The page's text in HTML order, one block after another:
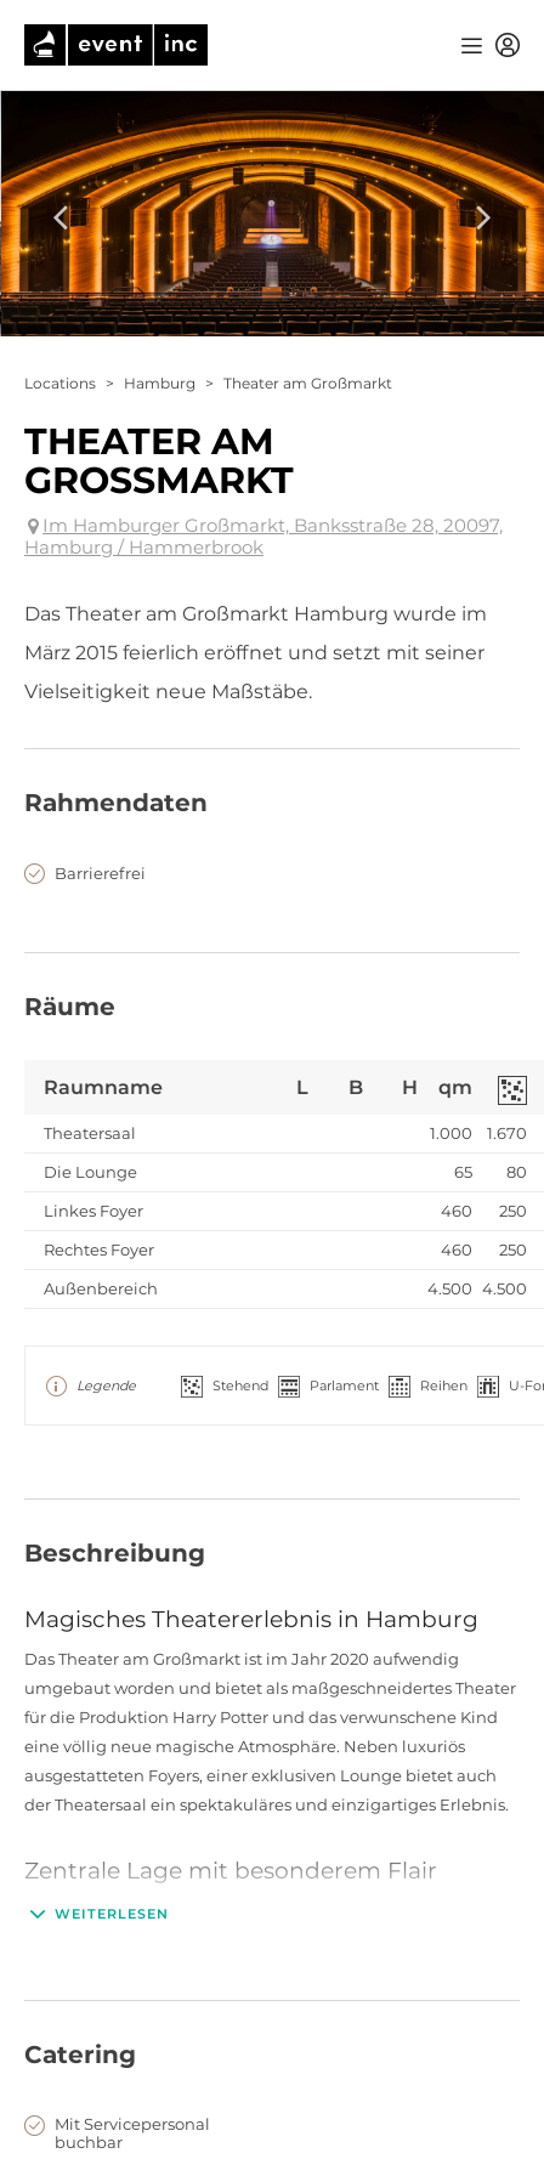
Locations > Hamburg > Theater am Großmarkt
THEATER AM
GROSSMARKT
Im Hamburger Großmarkt, Banksstraße 28, 20097,
Hamburg / Hammerbrook
Das Theater am Großmarkt Hamburg wurde im
März 2015 feierlich eröffnet und setzt mit seiner
Vielseitigkeit neue Maßstäbe.
Rahmendaten
Barrierefrei
Räume
Raumname L B H qm
Theatersaal 1.000
1.670
Die Lounge
65
80
Linkes Foyer
460
250
Rechtes Foyer
460
250
Außenbereich
4.500 4.500
Legende Stehend Parlament Reihen U-
Beschreibung
Magisches Theatererlebnis in Hamburg
Das Theater am Großmarkt ist im Jahr 2020 aufwendig
umgebaut worden und bietet als maßgeschneidertes Theater
für die Produktion Harry Potter und das verwunschene Kind
eine völlig neue magische Atmosphäre. Neben luxuriös
ausgestatteten Foyers, einer exklusiven Lounge bietet auch
der Theatersaal ein spektakuläres und einzigartiges Erlebnis.
Zentrale Lage mit besonderem Flair
Das Theater am Großmarkt liegt zwischen den Hamburger
großzügigen Park- und Anliefermöglichkeiten, und wirkt sich
bietet die Umgebung mit der fußläufig erreichbaren
Speicherstadt Raum für pittoreske Erkundungen. In diesem
außergewöhnlichen Ambiente macht unser freundliches und
WEITERLESEN
Catering
Mit Servicepersonal
buchbar